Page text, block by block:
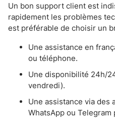
Un bon support client est
rapidement les problèmes
est préférable de choisir un
Une assistance en
ou téléphone.
Une disponibilité 24h/
vendredi).
Une assistance via des
WhatsApp ou